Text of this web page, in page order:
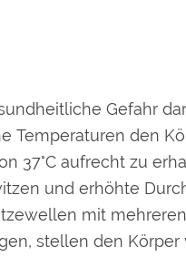
Gefahr
Temperaturen den
37°C aufrecht zu
und erhöhte
mit
stellen den Körper